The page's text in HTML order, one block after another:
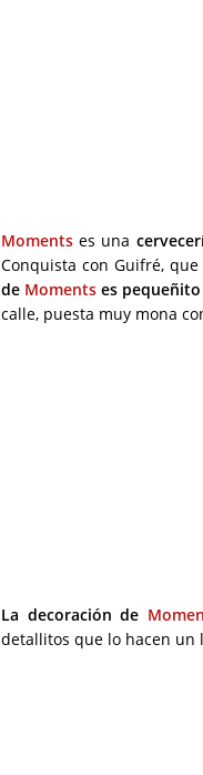
Moments es una
Conquista con Guifré,
de Moments es pequeñito
calle, puesta muy mona
La decoración de
detallitos que lo hacen un